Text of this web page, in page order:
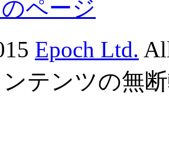
ページ
Epoch Ltd.
テンツの無